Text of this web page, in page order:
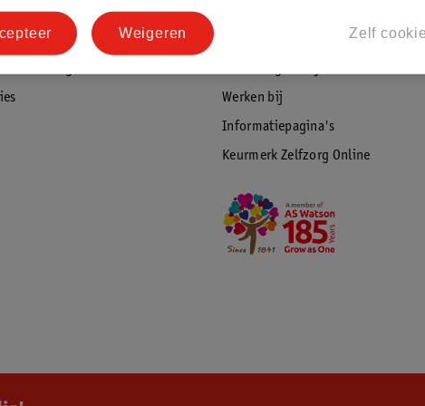
Werken bij
Informatiepagina's
Keurmerk Zelfzorg Online
Zelf
Weigeren